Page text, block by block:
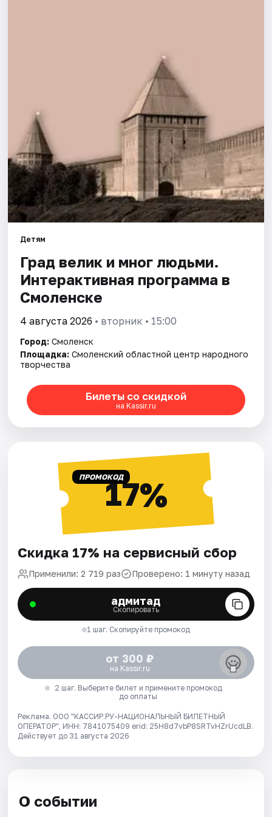
Детям
Град велик и мног людьми.
Интерактивная программа в
Смоленске
4 августа 2026 • вторник • 15:00
Город: Смоленск
Площадка: Смоленский областной центр народного
творчества
Билеты со скидкой
на Kassir.ru
ПРОМОКОД17%
Скидка 17% на сервисный сбор
Применили: 2 719 раз Проверено: 1 минуту назад
адмитад
Скопировать
1 шаг. Скопируйте промокод
от 300 ₽
на Kassir.ru
2 шаг. Выберите билет и примените промокод
до оплаты
Реклама. ООО "КАССИР.РУ-НАЦИОНАЛЬНЫЙ БИЛЕТНЫЙ
ОПЕРАТОР", ИНН: 7841075409 erid: 25H8d7vbP8SRTvHZrUcdLB.
Действует до 31 августа 2026
О событии